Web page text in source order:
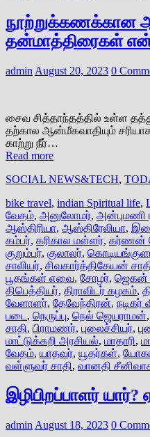
நூற்றுக்கணக்கான
தன்மாத்திரைகள்
admin August 20, 2023 0
சைவ சித்தாந்தத்தில் உள்ள
தற்கால ஆன்மீகவாதியும்
காற்று நீர்…
Read more
SOCIAL NEWS&TECH,
bike travel, indian Spiritual life,
வேதம், அனுலோமர், அன்புமணி
ஆஸ்திரியா, ஆஸ்திரேலியா,
கம்பர், கரிகால மள்ளர், கர்ணன்
குறும்பர், குலாலர்,
சாலியர், சிவகார்த்திகேயன்
பூதங்கள் எவை, சோழர், ஜெகன்
திபெத்தியர், திராவிடர் கழகம்,
வேளாளர், தேவேந்திரன், நடிகர்
படை , நெருப்பு, நெல் ஜெயராமன்,
சாதி, பிராமணர், புலைச்சியர்,
மாட்டுக்கறி அரசியல், மாதாரி,
வேதம், யாதவர், யூதர்கள்,
வள்ளுவர் சாதி, வானதி
இழிபிறப்பாளர்
admin August 18, 2023 0